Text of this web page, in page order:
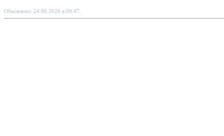
Обновлено: 24.06.2026 в 09:47.